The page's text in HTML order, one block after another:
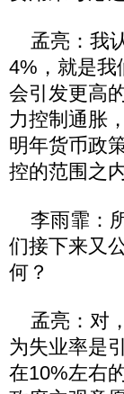
孟亮：我
4%，就是我
会引发更高
力控制通胀
明年货币政
控的范围之内
李雨霏：
们接下来又
何？
孟亮：对
为失业率是
在10%左右